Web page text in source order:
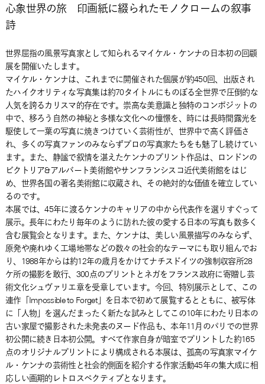
心象世界の旅 印画紙に綴られたモノクロームの叙事
詩
世界屈指の風景写真家として知られるマイケル・ケンナの日本初の回顧
展を開催いたします。
マイケル・ケンナは、これまでに開催された個展が約450回、出版され
たハイクオリティな写真集は約70タイトルにものぼる全世界で圧倒的な
人気を誇るカリスマ的存在です。崇高な美意識と独特のコンポジットの
中で、移ろう自然の神秘と多様な文化への憧憬を、時には長時間露光を
駆使して一葉の写真に焼きつけていく芸術性が、世界中で高く評価さ
れ、多くの写真ファンのみならずプロの写真家たちをも魅了し続けてい
ます。また、静謐で叙情を湛えたケンナのプリント作品は、ロンドンの
ビクトリア&アルバート美術館やサンフランシスコ近代美術館をはじ
め、世界各国の著名美術館に収蔵され、その絶対的な価値を確立してい
るのです。
本展では、45年に渡るケンナのキャリアの中から代表作を選りすぐって
展示。長年にわたり毎年のように訪れた彼の愛する日本の写真も数多く
含む展覧会となります。また、ケンナは、美しい風景描写のみならず、
原発や廃れゆく工場地帯などの数々の社会的なテーマにも取り組んでお
り、1988年からは約12年の歳月をかけてナチスドイツの強制収容所28
ケ所の撮影を敢行、300点のプリントとネガをフランス政府に寄贈し芸
術文化シュヴァリエ章を受章しています。今回、特別展示として、この
連作「Impossible to Forget」を日本で初めて展覧するとともに、被写体
に「人物」を選んだまったく新たな試みとしてこの10年にわたり日本の
古い家屋で撮影された未発表のヌード作品も、本年11月のパリでの世界
初公開に続き日本初公開。すべて作家自身が暗室でプリントした約165
点のオリジナルプリントにより構成される本展は、孤高の写真家マイケ
ル・ケンナの芸術性と社会的側面を紹介する作家活動45年の集大成に相
応しい画期的レトロスペクティブとなります。